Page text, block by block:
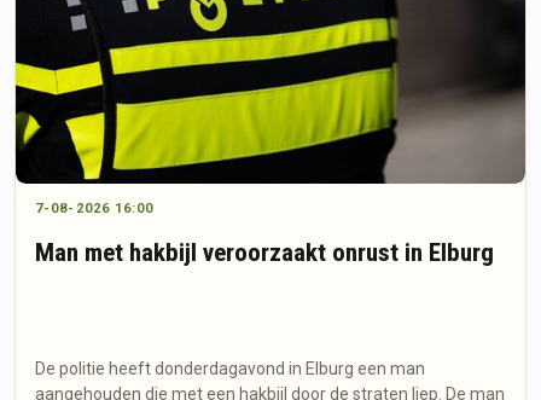
7-08-2026 16:00
Man met hakbijl veroorzaakt onrust in Elburg
De politie heeft donderdagavond in Elburg een man
aangehouden die met een hakbijl door de straten liep. De man